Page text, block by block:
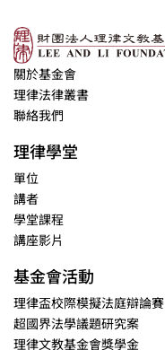
關於基金會
理律法律叢書
聯絡我們
理律學堂
單位
講者
學堂課程
講座影片
基金會活動
理律盃校際模擬法庭辯論賽
超國界法學議題研究案
理律文教基金會獎學金